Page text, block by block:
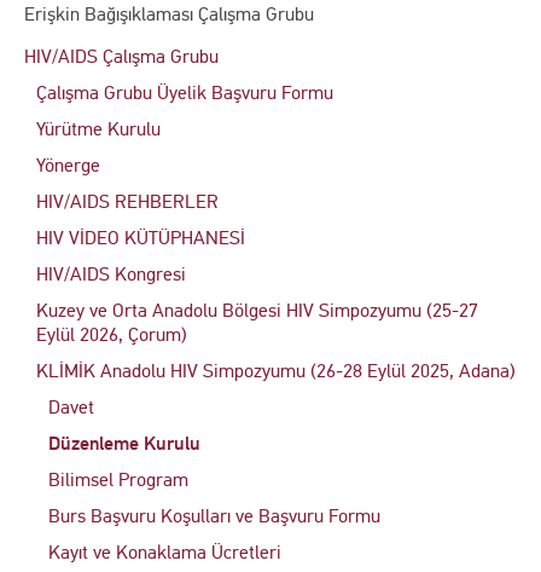
Erişkin Bağışıklaması Çalışma Grubu
HIV/AIDS Çalışma Grubu
Çalışma Grubu Üyelik Başvuru Formu
Yürütme Kurulu
Yönerge
HIV/AIDS REHBERLER
HIV VİDEO KÜTÜPHANESİ
HIV/AIDS Kongresi
Kuzey ve Orta Anadolu Bölgesi HIV Simpozyumu (25-27
Eylül 2026, Çorum)
KLİMİK Anadolu HIV Simpozyumu (26-28 Eylül 2025, Adana)
Davet
Düzenleme Kurulu
Bilimsel Program
Burs Başvuru Koşulları ve Başvuru Formu
Kayıt ve Konaklama Ücretleri